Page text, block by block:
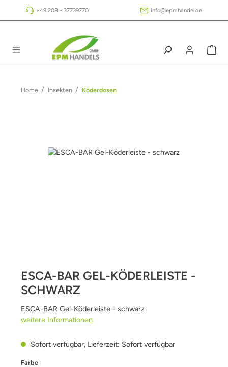
Zum Hauptinhalt springen
+49 208 - 37739770 info@epmhandel.de
Home / Insekten / Köderdosen
Bildergalerie überspringen
ESCA-BAR GEL-KÖDERLEISTE -
SCHWARZ
ESCA-BAR Gel-Köderleiste - schwarz
weitere Informationen
Sofort verfügbar, Lieferzeit: Sofort verfügbar
Farbeauswählen